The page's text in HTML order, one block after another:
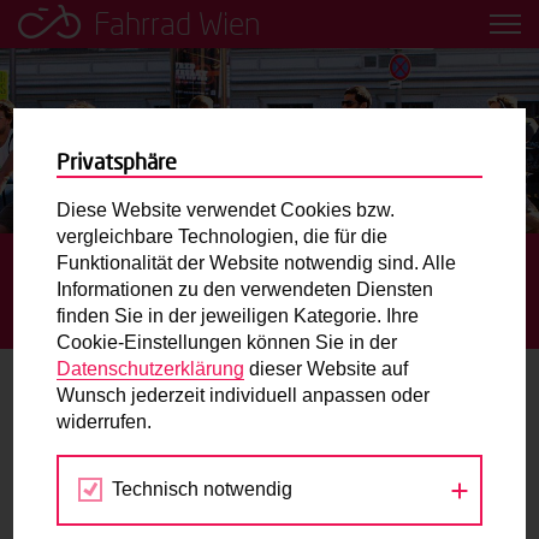
Fahrrad Wien
Leih dir einfach ein Transportfahrrad in deiner Nähe aus!
Mobilitätsbildung für Kinder und
Jugendliche
Radweg-Projektkarte
Routenplaner
Mit dem Fahrrad in Wien unterwegs? Hier finden Sie die
beste Route.
Wunschbox
Sie haben ein Anliegen zum Radverkehr? Schreiben Sie
STARTSEITE AKTUELLES
FLORIDSDORF: 2025
BAUSTART FÜR 1,3 KM BEIDSEITIGE EIN-RICHTUNGS-
RADWEGE
Floridsdorf: 2025 Baustart für 1,3 km
beidseitige Ein-Richtungs-Radwege
26.11.2024
Privatsphäre
Diese Website verwendet Cookies bzw.
vergleichbare Technologien, die für die
Funktionalität der Website notwendig sind. Alle
Informationen zu den verwendeten Diensten
finden Sie in der jeweiligen Kategorie. Ihre
Cookie-Einstellungen können Sie in der
Datenschutzerklärung dieser Website auf
Wunsch jederzeit individuell anpassen oder
widerrufen.
Technisch notwendig